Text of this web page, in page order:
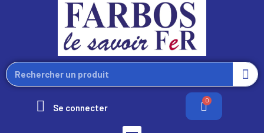
Se connecter